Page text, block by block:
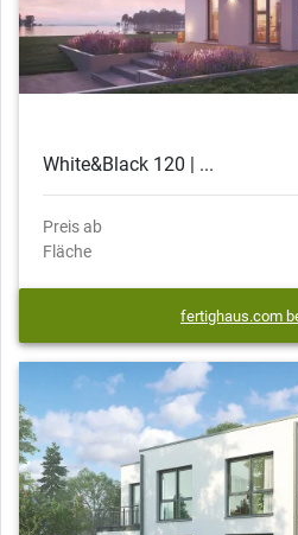
White&Black 120 | ...
Preis ab
Fläche
fertighaus.com